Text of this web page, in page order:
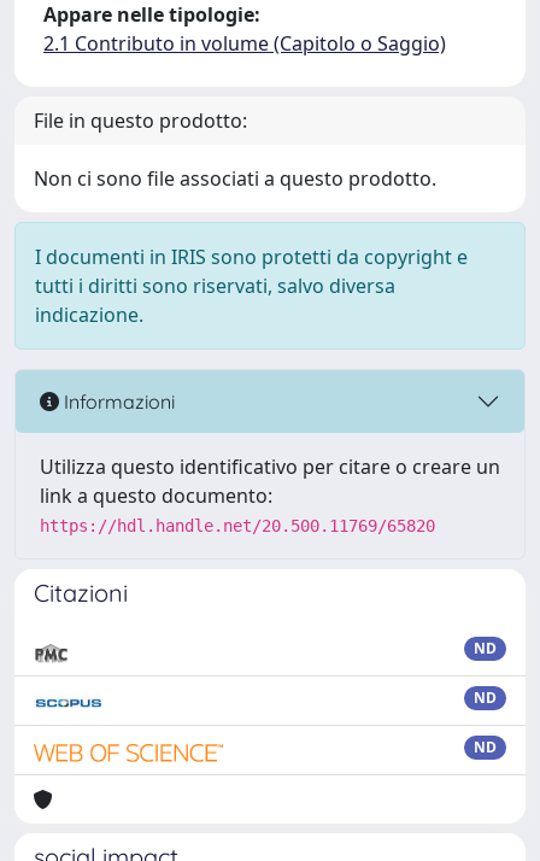
Appare nelle tipologie:
2.1 Contributo in volume (Capitolo o Saggio)
File in questo prodotto:
Non ci sono file associati a questo prodotto.
I documenti in IRIS sono protetti da copyright e
tutti i diritti sono riservati, salvo diversa
indicazione.
Informazioni
Utilizza questo identificativo per citare o creare un
link a questo documento:
https://hdl.handle.net/20.500.11769/65820
Citazioni
ND
ND
ND